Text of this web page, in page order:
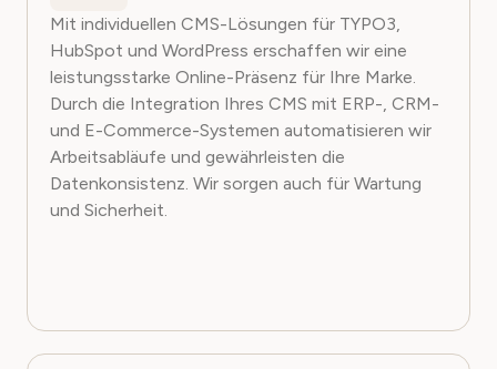
Mit individuellen CMS-Lösungen für TYPO3,
HubSpot und WordPress erschaffen wir eine
leistungsstarke Online-Präsenz für Ihre Marke.
Durch die Integration Ihres CMS mit ERP-, CRM-
und E-Commerce-Systemen automatisieren wir
Arbeitsabläufe und gewährleisten die
Datenkonsistenz. Wir sorgen auch für Wartung
und Sicherheit.